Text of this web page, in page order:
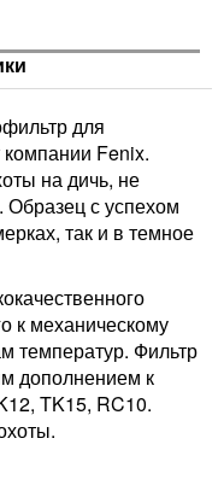
для
компании Fenix.
на дичь, не
Образец с успехом
так и в темное
к механическому
температур. Фильтр
дополнением к
TK15, RC10.